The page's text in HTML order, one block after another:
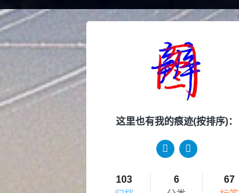
这里也有我的痕迹(按排序)：
103
6
67